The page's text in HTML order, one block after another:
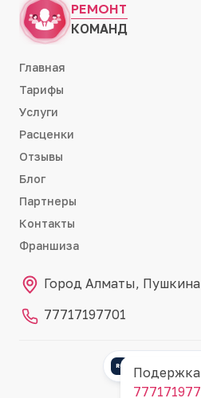
РЕМОНТ
КОМАНД
Главная
Тарифы
Услуги
Расценки
Отзывы
Блог
Партнеры
Контакты
Франшиза
Город Алматы,
77717197701
RC Партнёр